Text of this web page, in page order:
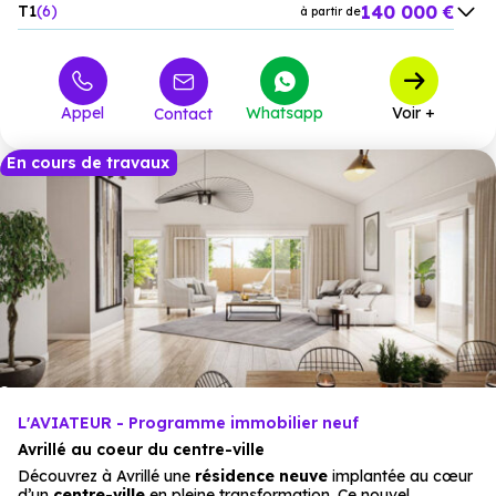
T1 6 à partir de140 000 €
20 à partir de 232 500 €
à partir de 349 000 €
Appel Contact Whatsapp Voir +
En cours de travaux
L'AVIATEUR - Programme immobilier neuf
Avrillé au coeur du centre-ville
Découvrez à Avrillé une résidence neuve implantée au cœur